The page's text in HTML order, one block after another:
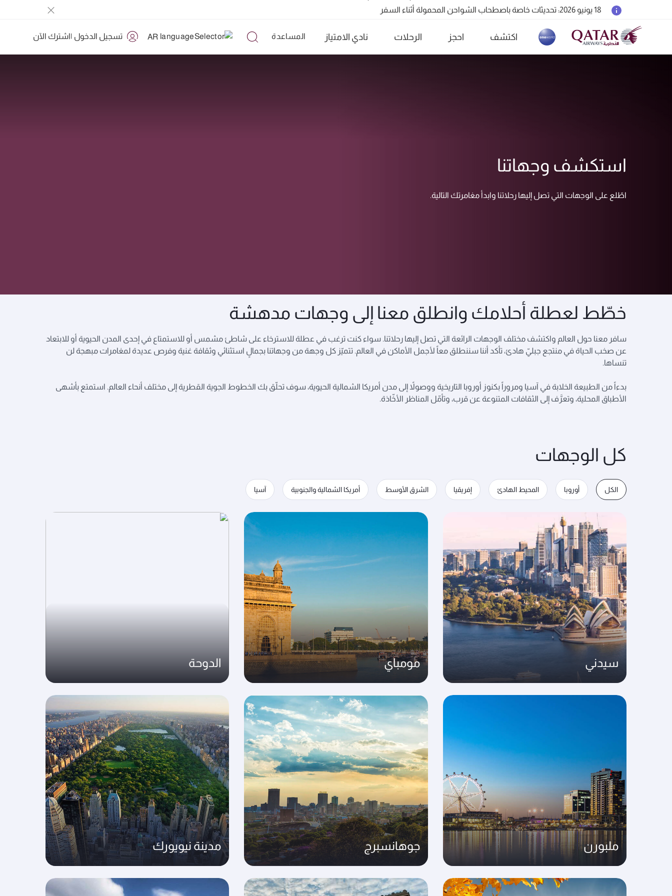
18 يونيو 2026: تحديثات خاصة باصطحاب الشواحن المحمولة أثناء السفر
الخطوط الجوية القطرية تعزز شبكة وجهاتها العالمية لتشمل ما يزيد عن 160 وجهة
اكتشف
(active)
احجز الرحلات نادي الامتياز المساعدة AR تسجيل الدخول |اشترك الآن
استكشف وجهاتنا
اطّلع على الوجهات التي تصل إليها رحلاتنا وابدأ مغامرتك التالية.
خطّط لعطلة أحلامك وانطلق معنا إلى وجهات مدهشة
سافر معنا حول العالم واكتشف مختلف الوجهات الرائعة التي تصل إليها رحلاتنا. سواء كنت ترغب في عطلة للاسترخاء على شاطئ مشمس أو للاستمتاع في إحدى المدن الحيوية أو للابتعاد
عن صخب الحياة في منتجع جبليّ هادئ، تأكد أننا سننطلق معاً لأجمل الأماكن في العالم. تتميّز كل وجهة من وجهاتنا بجمالٍ استثنائي وثقافة غنية وفرص عديدة لمغامرات مبهجة لن
تنساها.
بدءاً من الطبيعة الخلابة في آسيا ومروراً بكنوز أوروبا التاريخية ووصولاً إلى مدن أمريكا الشمالية الحيوية، سوف تحلّق بك الخطوط الجوية القطرية إلى مختلف أنحاء العالم. استمتع بأشهى
الأطباق المحلية، وتعرَّف إلى الثقافات المتنوعة عن قرب، وتأمّل المناظر الأخّاذة.
كل الوجهات
الكل أوروبا المحيط الهادئ إفريقيا الشرق الأوسط أمريكا الشمالية والجنوبية آسيا
سيدني مومباي الدوحة
ملبورن جوهانسبرج مدينة نيويورك